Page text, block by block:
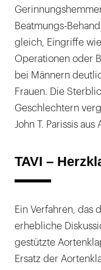
Beatmungs-
gleich, Eingriffe
Operationen oder
bei Männern
Frauen. Die
Geschlechtern
John T. Parissis aus
TAVI –
Ein Verfahren, das
erhebliche
gestützte
Ersatz der